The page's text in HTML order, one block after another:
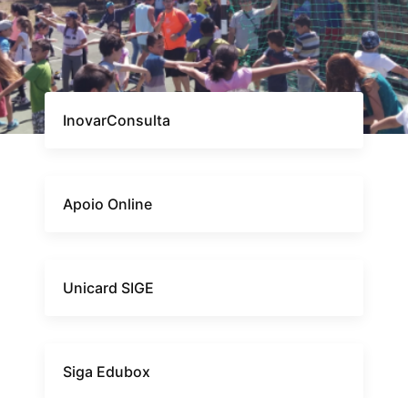
InovarConsulta
Apoio Online
Unicard SIGE
Siga Edubox